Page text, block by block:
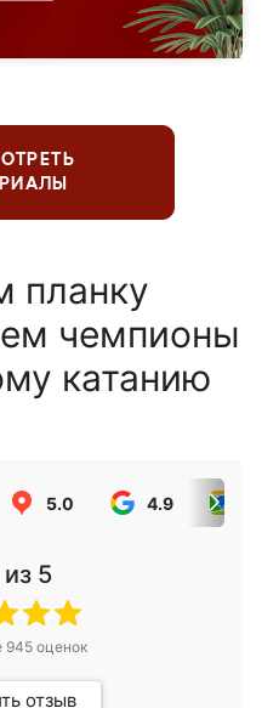
планку
чемпионы
катанию
5.0 4.9
из 5
945оценок
отзыв